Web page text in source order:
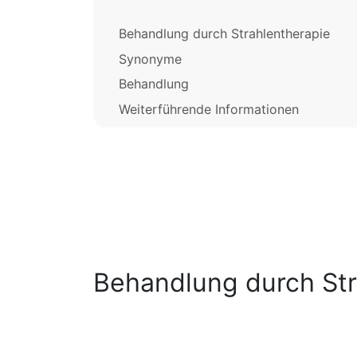
Behandlung durch Strahlentherapie
Synonyme
Behandlung
Weiterführende Informationen
Behandlung durch